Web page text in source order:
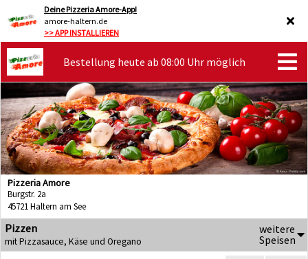
Deine Pizzeria Amore-App!
amore-haltern.de
>> APP INSTALLIEREN
Bestellung heute ab 08:00 Uhr möglich
Pizzeria Amore
Burgstr. 2a
45721 Haltern am See
Pizzen
mit Pizzasauce, Käse und Oregano
weitere
Speisen